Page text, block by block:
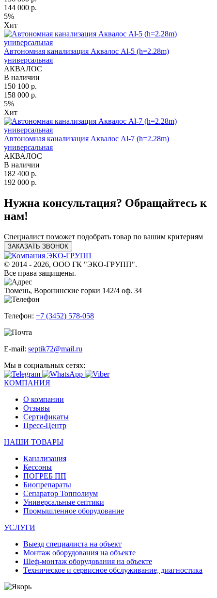
144 000 р.
5%
Хит
Автономная канализация Аквалос Al-5 (h=2.28m)
универсальная
АКВАЛОС
В наличии
150 100 р.
158 000 р.
5%
Хит
Автономная канализация Аквалос Al-7 (h=2.28m)
универсальная
АКВАЛОС
В наличии
182 400 р.
192 000 р.
Нужна консультация? Обращайтесь к
нам!
Специалист поможет подобрать товар по вашим критериям
ЗАКАЗАТЬ ЗВОНОК
© 2014 - 2026, ООО ГК "ЭКО-ГРУПП".
Все права защищены.
Тюмень, Воронинские горки 142/4 оф. 34
Телефон: +7 (3452) 578-058
E-mail: septik72@mail.ru
Мы в социальных сетях:
КОМПАНИЯ
О компании
Отзывы
Сертификаты
Пресс-Центр
НАШИ ТОВАРЫ
Канализация
Кессоны
ПОГРЕБ ПП
Биопрепараты
Сепаратор Топполиум
Универсальные септики
Промышленное оборудование
УСЛУГИ
Выезд специалиста на объект
Монтаж оборудования на объекте
Шеф-монтаж оборудования на объекте
Техническое и сервисное обслуживание, диагностика